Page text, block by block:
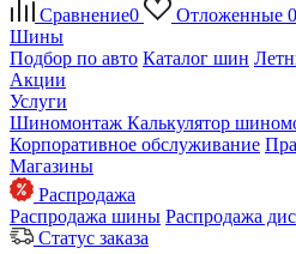
Сравнение0 Отложенные 0
Шины
Подбор по авто Каталог шин
Акции
Услуги
Шиномонтаж Калькулятор
Корпоративное обслуживание
Магазины
Распродажа
Распродажа шины Распродажа
Статус заказа